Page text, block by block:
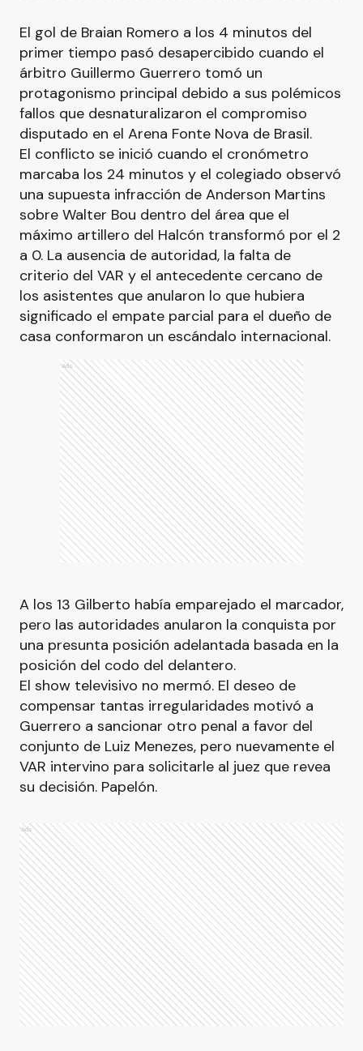
El gol de Braian Romero a los 4 minutos del
primer tiempo pasó desapercibido cuando el
árbitro Guillermo Guerrero tomó un
protagonismo principal debido a sus polémicos
fallos que desnaturalizaron el compromiso
disputado en el Arena Fonte Nova de Brasil.
El conflicto se inició cuando el cronómetro
marcaba los 24 minutos y el colegiado observó
una supuesta infracción de Anderson Martins
sobre Walter Bou dentro del área que el
máximo artillero del Halcón transformó por el 2
a 0. La ausencia de autoridad, la falta de
criterio del VAR y el antecedente cercano de
los asistentes que anularon lo que hubiera
significado el empate parcial para el dueño de
casa conformaron un escándalo internacional.
Ads
A los 13 Gilberto había emparejado el marcador,
pero las autoridades anularon la conquista por
una presunta posición adelantada basada en la
posición del codo del delantero.
El show televisivo no mermó. El deseo de
compensar tantas irregularidades motivó a
Guerrero a sancionar otro penal a favor del
conjunto de Luiz Menezes, pero nuevamente el
VAR intervino para solicitarle al juez que revea
su decisión. Papelón.
Ads